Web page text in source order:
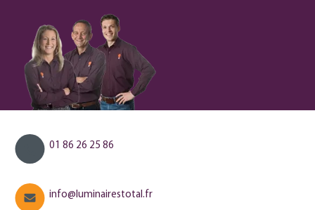
01 86 26 25 86
info@luminairestotal.fr